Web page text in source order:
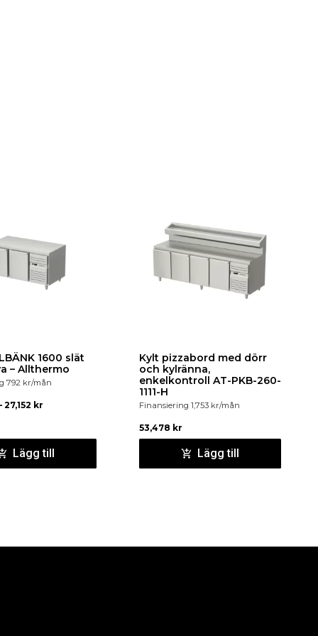
1600 slät
– Allthermo
792 kr/mån
27,152 kr
Lägg till
Kylt pizzabord med dörr
och kylränna,
enkelkontroll AT-PKB-260-
1111-H
Finansiering 1,753 kr/mån
53,478 kr
Lägg till